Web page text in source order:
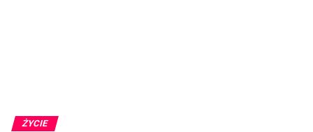
ŻYCIE